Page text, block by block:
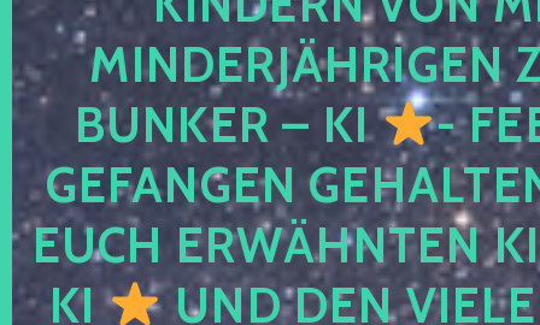
MINDERJÄHRIGEN
BUNKER – KI
-
GEFANGEN
EUCH ERWÄHNTEN
KI
UND DEN